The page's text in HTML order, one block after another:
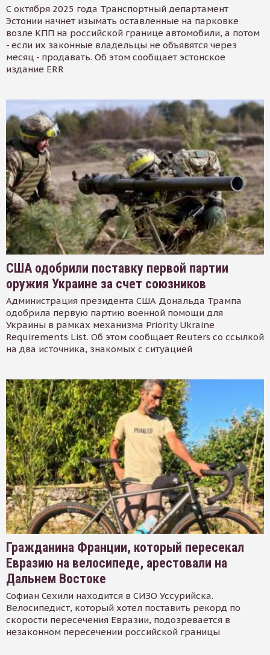
С октября 2025 года Транспортный департамент
Эстонии начнет изымать оставленные на парковке
возле КПП на российской границе автомобили, а потом
- если их законные владельцы не объявятся через
месяц - продавать. Об этом сообщает эстонское
издание ERR
США одобрили поставку первой партии
оружия Украине за счет союзников
Администрация президента США Дональда Трампа
одобрила первую партию военной помощи для
Украины в рамках механизма Priority Ukraine
Requirements List. Об этом сообщает Reuters со ссылкой
на два источника, знакомых с ситуацией
Гражданина Франции, который пересекал
Евразию на велосипеде, арестовали на
Дальнем Востоке
Софиан Сехили находится в СИЗО Уссурийска.
Велосипедист, который хотел поставить рекорд по
скорости пересечения Евразии, подозревается в
незаконном пересечении российской границы